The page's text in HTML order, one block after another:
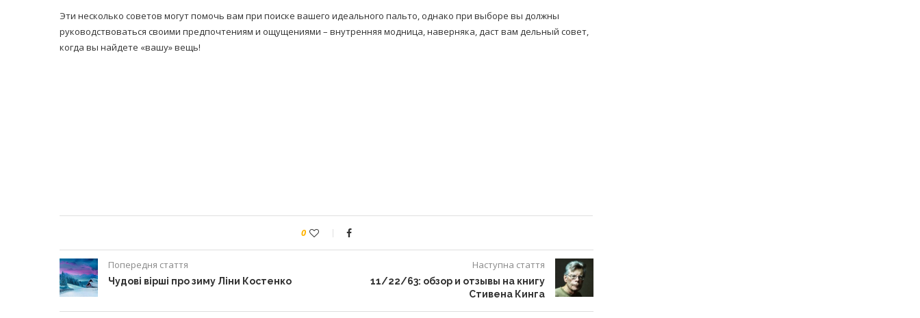
Эти несколько советов могут помочь вам при поиске вашего идеального пальто, однако при выборе вы должны
руководствоваться своими предпочтениям и ощущениями – внутренняя модница, наверняка, даст вам дельный совет,
когда вы найдете «вашу» вещь!
0
Попередня стаття
Чудові вірші про зиму Ліни Костенко
Наступна стаття
11/22/63: обзор и отзывы на книгу
Стивена Кинга